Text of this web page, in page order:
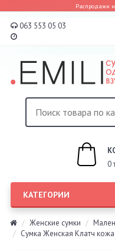
Распродажи
063 553 05 03
0
КАТЕГОРИИ
Женские сумки
Сумка Женская Клатч